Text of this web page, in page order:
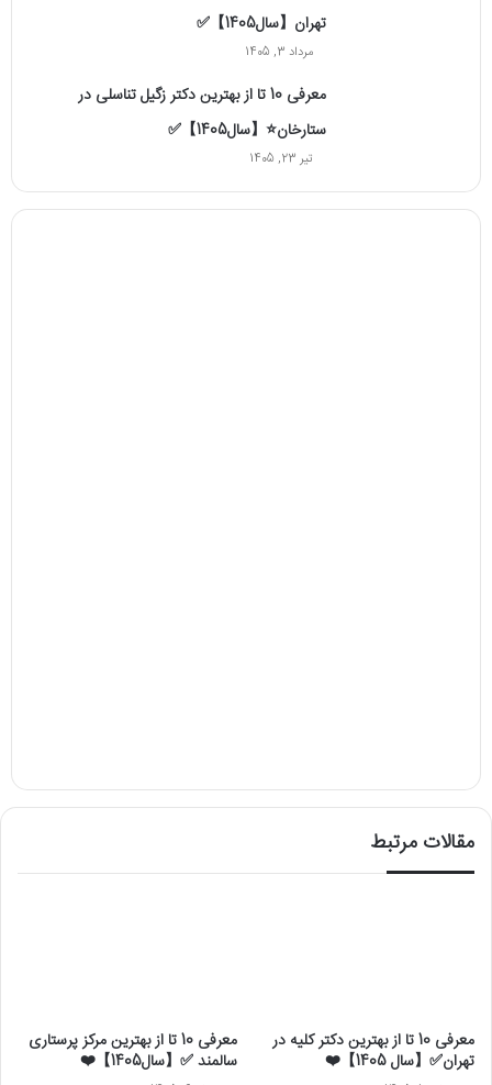
تهران【سال1405】✅
مرداد 3, 1405
معرفی 10 تا از بهترین دکتر زگیل تناسلی در
ستارخان⭐【سال1405】✅
تیر 23, 1405
مقالات مرتبط
معرفی 10 تا از بهترین دکتر کلیه در
تهران✅【سال 1405】❤️
معرفی 10 تا از بهترین مرکز پرستاری
سالمند ✅【سال1405】❤️